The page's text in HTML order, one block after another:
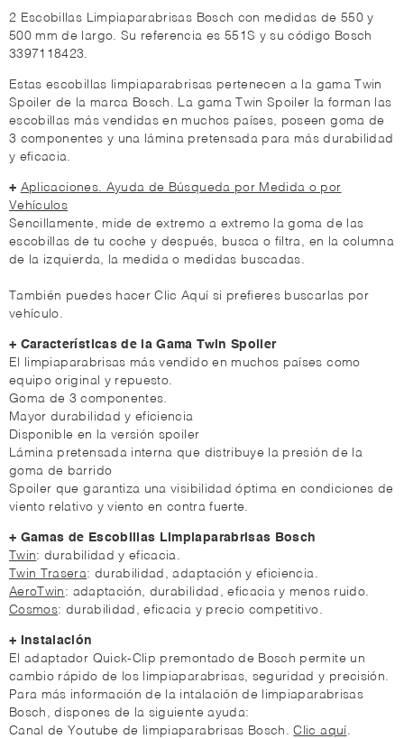
2 Escobillas Limpiaparabrisas Bosch con medidas de 550 y
500 mm de largo. Su referencia es 551S y su código Bosch
3397118423.
Estas escobillas limpiaparabrisas pertenecen a la gama Twin
Spoiler de la marca Bosch. La gama Twin Spoiler la forman las
escobillas más vendidas en muchos países, poseen goma de
3 componentes y una lámina pretensada para más durabilidad
y eficacia.
+ Aplicaciones. Ayuda de Búsqueda por Medida o por
Vehículos
Sencillamente, mide de extremo a extremo la goma de las
escobillas de tu coche y después, busca o filtra, en la columna
de la izquierda, la medida o medidas buscadas.
También puedes hacer Clic Aquí si prefieres buscarlas por
vehículo.
+ Características de la Gama Twin Spoiler
El limpiaparabrisas más vendido en muchos países como
equipo original y repuesto.
Goma de 3 componentes.
Mayor durabilidad y eficiencia
Disponible en la versión spoiler
Lámina pretensada interna que distribuye la presión de la
goma de barrido
Spoiler que garantiza una visibilidad óptima en condiciones de
viento relativo y viento en contra fuerte.
+ Gamas de Escobillas Limpiaparabrisas Bosch
Twin: durabilidad y eficacia.
Twin Trasera: durabilidad, adaptación y eficiencia.
AeroTwin : adaptación, durabilidad, eficacia y menos ruido.
Cosmos: durabilidad, eficacia y precio competitivo.
+ Instalación
El adaptador Quick-Clip premontado de Bosch permite un
cambio rápido de los limpiaparabrisas, seguridad y precisión.
Para más información de la intalación de limpiaparabrisas
Bosch, dispones de la siguiente ayuda:
Canal de Youtube de limpiaparabrisas Bosch.Clic aquí .